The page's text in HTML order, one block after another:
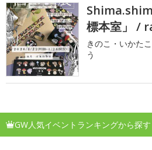
標本室」 /
きのこ・いかた
う
GW人気イベントランキングから探す